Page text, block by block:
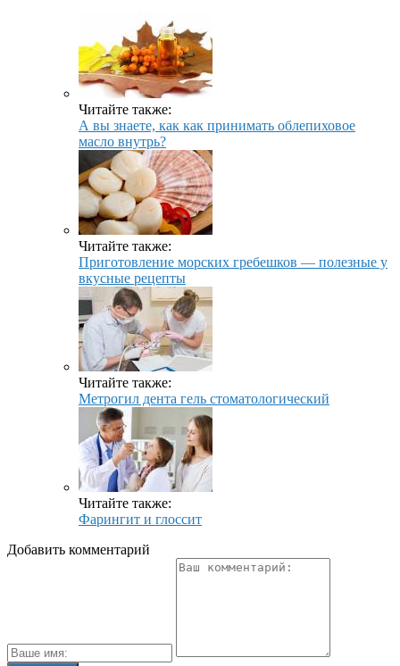
Читайте также:
А вы знаете, как как принимать облепиховое
масло внутрь?
Читайте также:
Приготовление морских гребешков — полезные у
вкусные рецепты
Читайте также:
Метрогил дента гель стоматологический
Читайте также:
Фарингит и глоссит
Добавить комментарий